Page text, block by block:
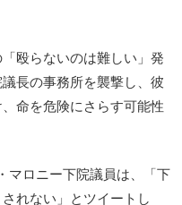
殴らないのは難しい」発
長の事務所を襲撃し、彼
命を危険にさらす可能性
マロニー下院議員は、「下
れない」とツイートし